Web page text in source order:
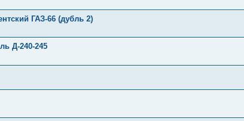
ГАЗ-66 (дубль 2)
Д-240-245